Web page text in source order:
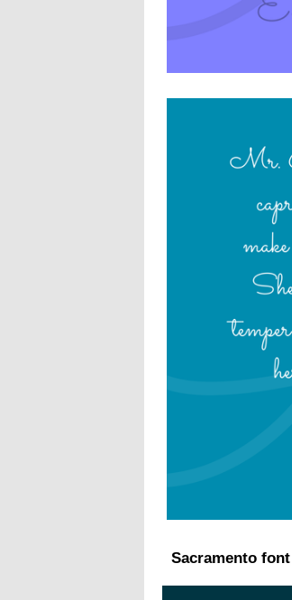
Sacramento font